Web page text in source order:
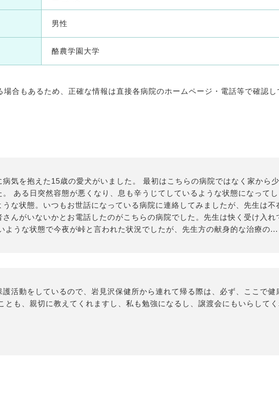
男性
酪農学園大学
合もあるため、正確な情報は直接各病院のホームページ・電話等で確認し
気を抱えた15歳の愛犬がいました。 最初はこちらの病院ではなく家から
ある日突然容態が悪くなり、息も辛うじてしているような状態になって
うな状態。いつもお世話になっている病院に連絡してみましたが、先生は
んがいないかとお電話したのがこちらの病院でした。先生は快く受け入
ような状態で今夜が峠と言われた状況でしたが、先生方の献身的な治療の...
活動をしているので、岩見沢保健所から連れて帰る際は、必ず、ここで
とも、親切に教えてくれますし、私も勉強になるし、譲渡会にもいらして